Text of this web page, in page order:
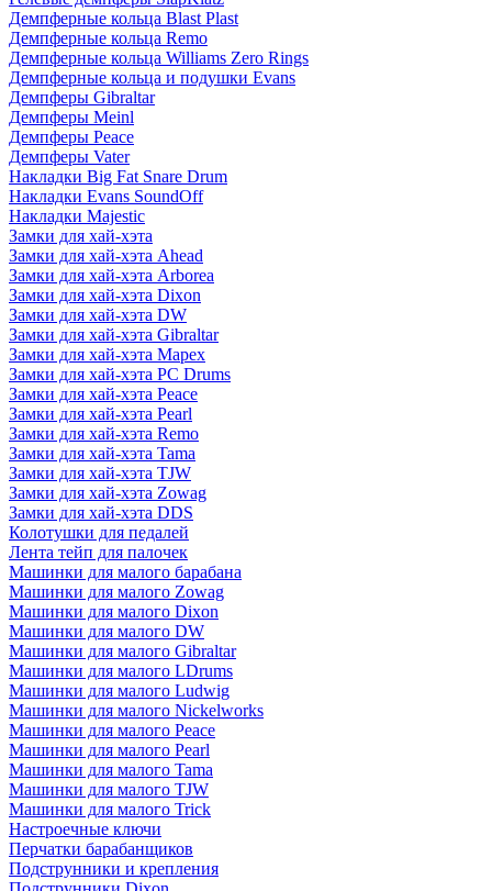
Демпферные кольца Blast Plast
Демпферные кольца Remo
Демпферные кольца Williams Zero Rings
Демпферные кольца и подушки Evans
Демпферы Gibraltar
Демпферы Meinl
Демпферы Peace
Демпферы Vater
Накладки Big Fat Snare Drum
Накладки Evans SoundOff
Накладки Majestic
Замки для хай-хэта
Замки для хай-хэта Ahead
Замки для хай-хэта Arborea
Замки для хай-хэта Dixon
Замки для хай-хэта DW
Замки для хай-хэта Gibraltar
Замки для хай-хэта Mapex
Замки для хай-хэта PC Drums
Замки для хай-хэта Peace
Замки для хай-хэта Pearl
Замки для хай-хэта Remo
Замки для хай-хэта Tama
Замки для хай-хэта TJW
Замки для хай-хэта Zowag
Замки для хай-хэта DDS
Колотушки для педалей
Лента тейп для палочек
Машинки для малого барабана
Машинки для малого Zowag
Машинки для малого Dixon
Машинки для малого DW
Машинки для малого Gibraltar
Машинки для малого LDrums
Машинки для малого Ludwig
Машинки для малого Nickelworks
Машинки для малого Peace
Машинки для малого Pearl
Машинки для малого Tama
Машинки для малого TJW
Машинки для малого Trick
Настроечные ключи
Перчатки барабанщиков
Подструнники и крепления